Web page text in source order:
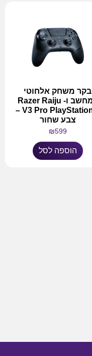
בקר משחק אלחוטי
למחשב ו- Razer Raiju
V3 Pro PlayStation 5 –
צבע שחור
₪599
הוספה לסל